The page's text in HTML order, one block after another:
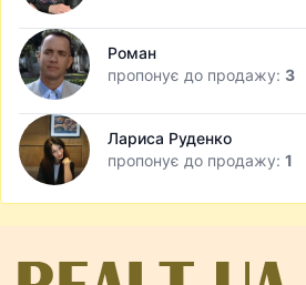
Роман
пропонує до продажу: 3
Лариса Руденко
пропонує до продажу: 1